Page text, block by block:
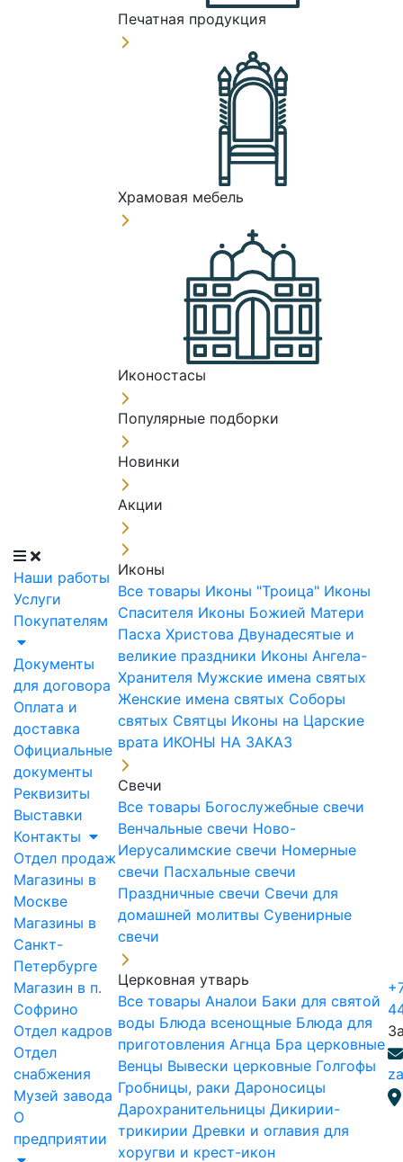
Наши работы
Услуги
Покупателям
Документы
для договора
Оплата и
доставка
Официальные
документы
Реквизиты
Выставки
Контакты
Отдел продаж
Магазины в
Москве
Магазины в
Санкт-
Петербурге
Магазин в п.
Софрино
Отдел кадров
Отдел
снабжения
Музей завода
О
предприятии
Печатная продукция
Храмовая мебель
Иконостасы
Популярные подборки
Новинки
Акции
Иконы
Все товары Иконы "Троица" Иконы
Спасителя Иконы Божией Матери
Пасха Христова Двунадесятые и
великие праздники Иконы Ангела-
Хранителя Мужские имена святых
Женские имена святых Соборы
святых Святцы Иконы на Царские
врата ИКОНЫ НА ЗАКАЗ
Свечи
Все товары Богослужебные свечи
Венчальные свечи Ново-
Иерусалимские свечи Номерные
свечи Пасхальные свечи
Праздничные свечи Свечи для
домашней молитвы Сувенирные
свечи
Церковная утварь
Все товары Аналои Баки для святой
воды Блюда всенощные Блюда для
приготовления Агнца Бра церковные
Венцы Вывески церковные Голгофы
Гробницы, раки Дароносицы
Дарохранительницы Дикирии-
трикирии Древки и оглавия для
хоругви и крест-икон